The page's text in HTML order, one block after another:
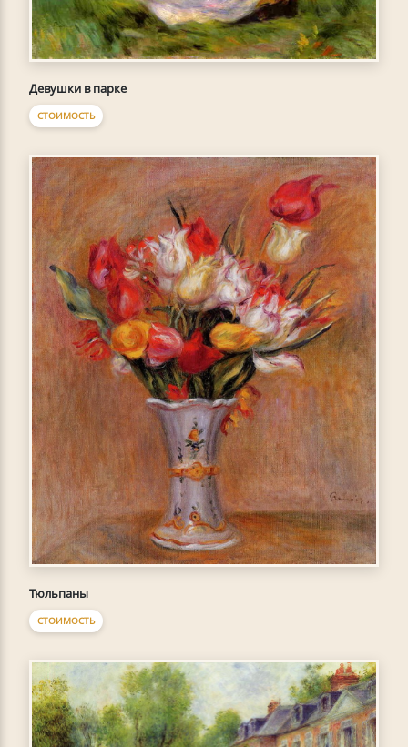
Девушки в парке
СТОИМОСТЬ
Тюльпаны
СТОИМОСТЬ